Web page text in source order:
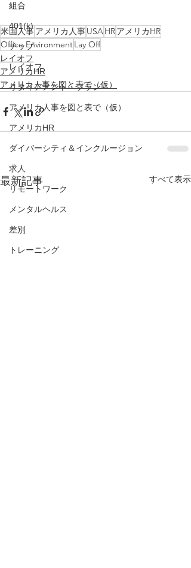
組合
401(k)
チップ
レイオフ
リタイアメント・プラン
アメリカ人事を図と表で（仮）
アメリカHR
ダイバーシティ＆インクルージョン
求人
リモートワーク
メンタルヘルス
差別
トレーニング
米国人事アメリカ人事USAHRアメリカHR
Office EnvironmentLay Off
レイオフ
アメリカHR
アメリカ人事を図と表で（仮）
最新記事 すべて表示